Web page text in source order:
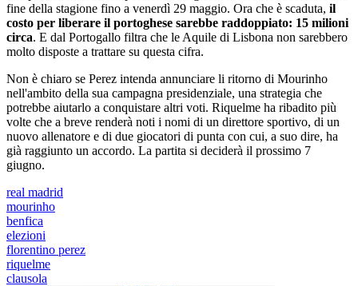
fine della stagione fino a venerdì 29 maggio. Ora che è scaduta, il
costo per liberare il portoghese sarebbe raddoppiato: 15 milioni
circa. E dal Portogallo filtra che le Aquile di Lisbona non sarebbero
molto disposte a trattare su questa cifra.
Non è chiaro se Perez intenda annunciare li ritorno di Mourinho
nell'ambito della sua campagna presidenziale, una strategia che
potrebbe aiutarlo a conquistare altri voti. Riquelme ha ribadito più
volte che a breve renderà noti i nomi di un direttore sportivo, di un
nuovo allenatore e di due giocatori di punta con cui, a suo dire, ha
già raggiunto un accordo. La partita si deciderà il prossimo 7
giugno.
real madrid
mourinho
benfica
elezioni
florentino perez
riquelme
clausola